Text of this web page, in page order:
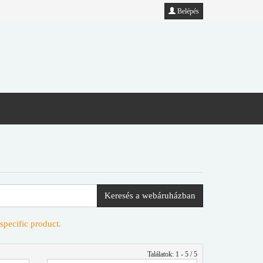
Belépés
Keresés a webáruházban
product.
Találatok: 1 - 5 / 5